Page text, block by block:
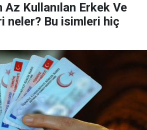
Az Kullanılan Erkek Ve
neler? Bu isimleri hiç